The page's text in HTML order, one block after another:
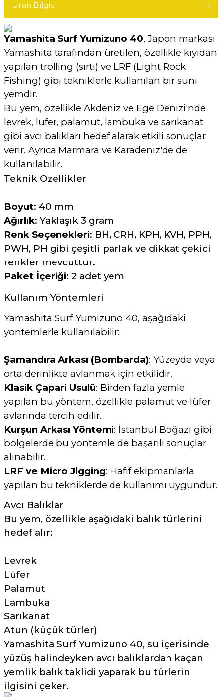
Ürün Bilgisi
Yamashita Surf Yumizuno 40, Japon markası
Yamashita tarafından üretilen, özellikle kıyıdan
yapılan trolling (sırtı) ve LRF (Light Rock
Fishing) gibi tekniklerle kullanılan bir suni
yemdir.
Bu yem, özellikle Akdeniz ve Ege Denizi'nde
levrek, lüfer, palamut, lambuka ve sarıkanat
gibi avcı balıkları hedef alarak etkili sonuçlar
verir. Ayrıca Marmara ve Karadeniz'de de
kullanılabilir.
Teknik Özellikler
Boyut: 40 mm
Ağırlık: Yaklaşık 3 gram
Renk Seçenekleri: BH, CRH, KPH, KVH, PPH,
PWH, PH gibi çeşitli parlak ve dikkat çekici
renkler mevcuttur.
Paket İçeriği: 2 adet yem
Kullanım Yöntemleri
Yamashita Surf Yumizuno 40, aşağıdaki
yöntemlerle kullanılabilir:
Şamandıra Arkası (Bombarda): Yüzeyde veya
orta derinlikte avlanmak için etkilidir.
Klasik Çapari Usulü: Birden fazla yemle
yapılan bu yöntem, özellikle palamut ve lüfer
avlarında tercih edilir.
Kurşun Arkası Yöntemi: İstanbul Boğazı gibi
bölgelerde bu yöntemle de başarılı sonuçlar
alınabilir.
LRF ve Micro Jigging: Hafif ekipmanlarla
yapılan bu tekniklerde de kullanımı uygundur.
Avcı Balıklar
Bu yem, özellikle aşağıdaki balık türlerini
hedef alır:
Levrek
Lüfer
Palamut
Lambuka
Sarıkanat
Atun (küçük türler)
Yamashita Surf Yumizuno 40, su içerisinde
yüzüş halindeyken avcı balıklardan kaçan
yemlik balık taklidi yaparak bu türlerin
ilgisini çeker.